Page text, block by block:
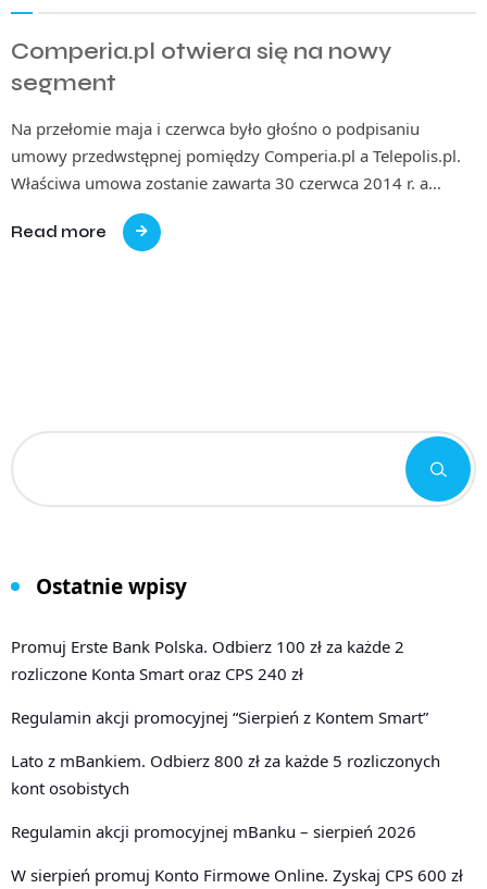
Comperia.pl otwiera się na nowy
segment
Na przełomie maja i czerwca było głośno o podpisaniu
umowy przedwstępnej pomiędzy Comperia.pl a Telepolis.pl.
Właściwa umowa zostanie zawarta 30 czerwca 2014 r. a…
Read more
Ostatnie wpisy
Promuj Erste Bank Polska. Odbierz 100 zł za każde 2
rozliczone Konta Smart oraz CPS 240 zł
Regulamin akcji promocyjnej “Sierpień z Kontem Smart”
Lato z mBankiem. Odbierz 800 zł za każde 5 rozliczonych
kont osobistych
Regulamin akcji promocyjnej mBanku – sierpień 2026
W sierpień promuj Konto Firmowe Online. Zyskaj CPS 600 zł